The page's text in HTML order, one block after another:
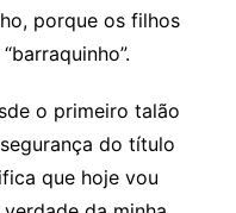
porque os filhos
o primeiro talão
do título
que hoje vou